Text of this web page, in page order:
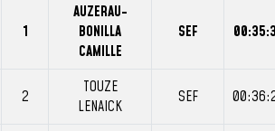
1
AUZERAU-
BONILLA
CAMILLE
SEF
2
TOUZE
LENAICK
SEF